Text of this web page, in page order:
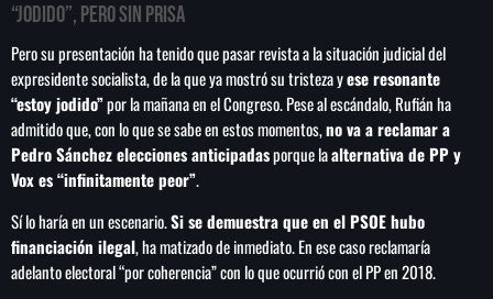
“Jodido”, pero sin prisa
Pero su presentación ha tenido que pasar revista a la situación judicial del
expresidente socialista, de la que ya mostró su tristeza yese resonante
“estoy jodido”por la mañana en el Congreso. Pese al escándalo, Rufián ha
admitido que, con lo que se sabe en estos momentos,no va a reclamar a
Pedro Sánchez elecciones anticipadasporque laalternativa de PP y
Vox es “infinitamente peor”.
Sí lo haría en un escenario.Si se demuestra que en el PSOE hubo
financiación ilegal, ha matizado de inmediato. En ese caso reclamaría
adelanto electoral “por coherencia” con lo que ocurrió con el PP en 2018.